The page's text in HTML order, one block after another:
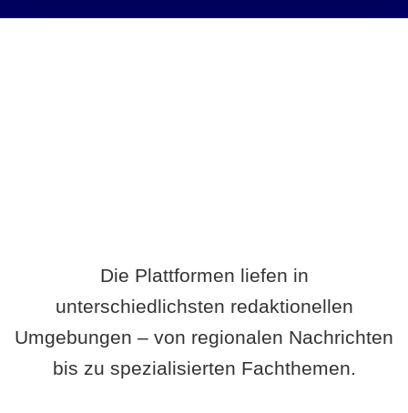
Die Plattformen liefen in
unterschiedlichsten redaktionellen
Umgebungen – von regionalen Nachrichten
bis zu spezialisierten Fachthemen.